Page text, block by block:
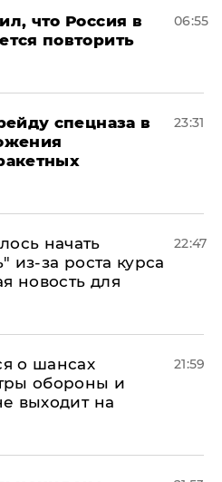
что Россия в
повторить
06:55
спецназа в
23:31
начать
из-за роста курса
новость для
22:47
о шансах
обороны и
выходит на
21:59